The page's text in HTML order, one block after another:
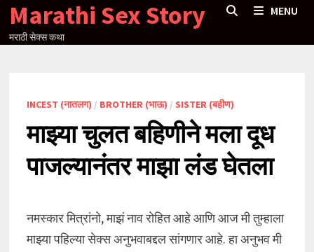
Skip
content
Marathi Sex Story
मराठी सेक्स कथा
MENU
INCEST (नातलग) / BROTHER (भाऊ) / SISTER (बहीण)
माझ्या चुलत बहिणीने मला दूध
पाजल्यानंतर माझा लंड घेतला
नमस्कार मित्रांनो, माझं नाव रोहित आहे आणि आज मी तुम्हाला
माझ्या पहिल्या सेक्स अनुभवाबद्दल सांगणार आहे. हा अनुभव मी